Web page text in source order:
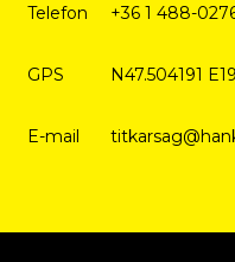
Telefon +36 1 488-
GPS N47.504191
E-mail